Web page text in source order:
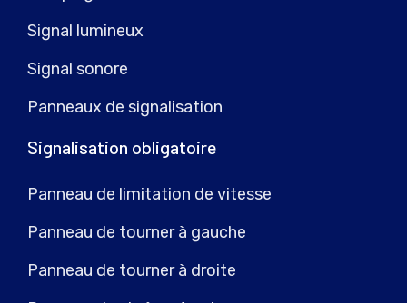
Signal lumineux
Signal sonore
Panneaux de signalisation
Signalisation obligatoire
Panneau de limitation de vitesse
Panneau de tourner à gauche
Panneau de tourner à droite